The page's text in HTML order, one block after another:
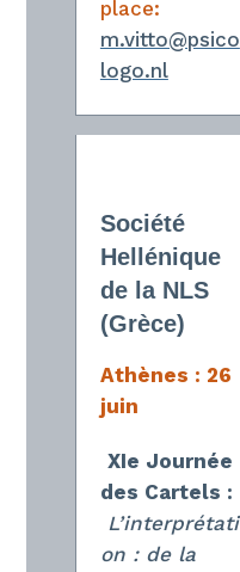
place:
m.vitto@psico
logo.nl
Société
Hellénique
de la NLS
(Grèce)
Athènes : 26
juin
XIe Journée
des Cartels :
L’interprétati
on : de la